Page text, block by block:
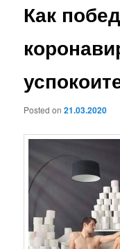
Как
Posted on21.03.2020